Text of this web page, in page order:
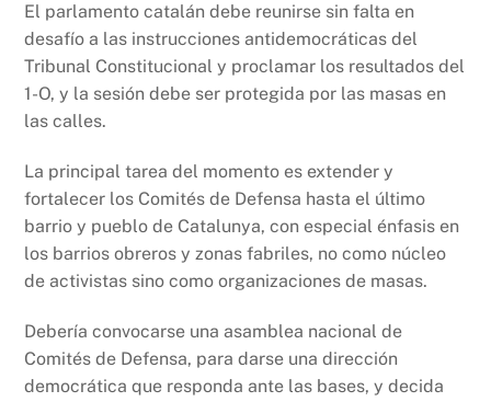
El parlamento catalán debe reunirse sin falta en
desafío a las instrucciones antidemocráticas del
Tribunal Constitucional y proclamar los resultados del
1-O, y la sesión debe ser protegida por las masas en
las calles.
La principal tarea del momento es extender y
fortalecer los Comités de Defensa hasta el último
barrio y pueblo de Catalunya, con especial énfasis en
los barrios obreros y zonas fabriles, no como núcleo
de activistas sino como organizaciones de masas.
Debería convocarse una asamblea nacional de
Comités de Defensa, para darse una dirección
democrática que responda ante las bases, y decida